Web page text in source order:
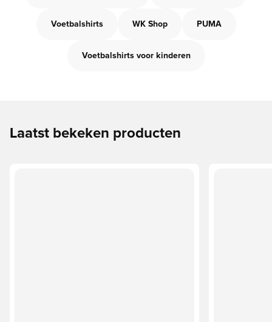
Voetbalshirts WK Shop PUMA
Voetbalshirts voor kinderen
Laatst bekeken producten